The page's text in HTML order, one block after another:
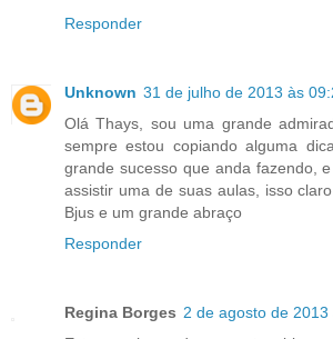
Responder
Unknown 31 de julho de 2013 às
Olá Thays, sou uma grande
sempre estou copiando alguma
grande sucesso que anda fazendo,
assistir uma de suas aulas, isso
Bjus e um grande abraço
Responder
Regina Borges 2 de agosto de 2013